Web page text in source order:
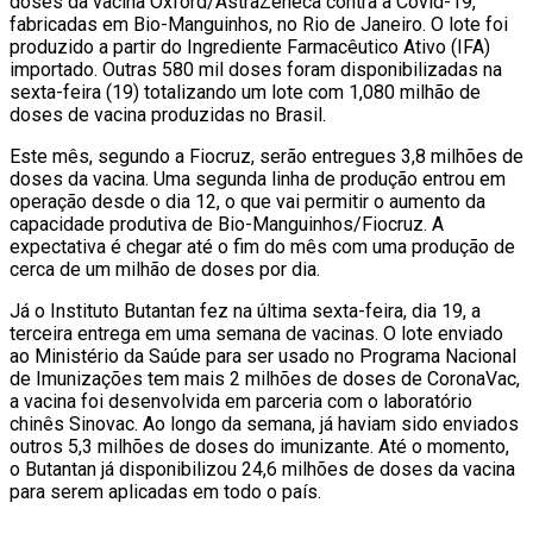
fabricadas em Bio-Manguinhos, no Rio de Janeiro. O lote foi
produzido a partir do Ingrediente Farmacêutico Ativo (IFA)
importado. Outras 580 mil doses foram disponibilizadas na
sexta-feira (19) totalizando um lote com 1,080 milhão de
doses de vacina produzidas no Brasil.
Este mês, segundo a Fiocruz, serão entregues 3,8 milhões de
doses da vacina. Uma segunda linha de produção entrou em
operação desde o dia 12, o que vai permitir o aumento da
capacidade produtiva de Bio-Manguinhos/Fiocruz. A
expectativa é chegar até o fim do mês com uma produção de
cerca de um milhão de doses por dia.
Já o Instituto Butantan fez na última sexta-feira, dia 19, a
terceira entrega em uma semana de vacinas. O lote enviado
ao Ministério da Saúde para ser usado no Programa Nacional
de Imunizações tem mais 2 milhões de doses de CoronaVac,
a vacina foi desenvolvida em parceria com o laboratório
chinês Sinovac. Ao longo da semana, já haviam sido enviados
outros 5,3 milhões de doses do imunizante. Até o momento,
o Butantan já disponibilizou 24,6 milhões de doses da vacina
para serem aplicadas em todo o país.